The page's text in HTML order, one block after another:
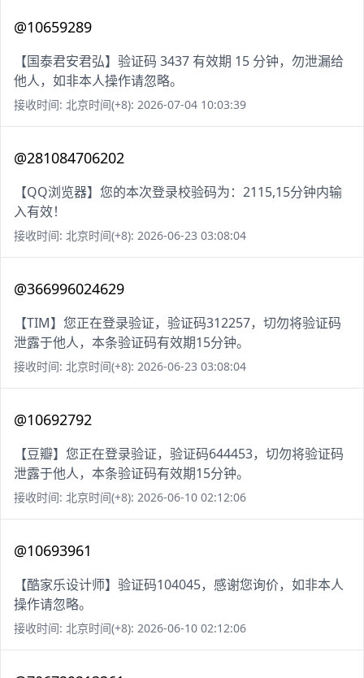
@10659289
【国泰君安君弘】验证码 3437 有效期 15 分钟，勿泄漏给
他人，如非本人操作请忽略。
接收时间: 北京时间(+8): 2026-07-04 10:03:39
@281084706202
【QQ浏览器】您的本次登录校验码为：2115,15分钟内输
入有效！
接收时间: 北京时间(+8): 2026-06-23 03:08:04
@366996024629
【TIM】您正在登录验证，验证码312257，切勿将验证码
泄露于他人，本条验证码有效期15分钟。
接收时间: 北京时间(+8): 2026-06-23 03:08:04
@10692792
【豆瓣】您正在登录验证，验证码644453，切勿将验证码
泄露于他人，本条验证码有效期15分钟。
接收时间: 北京时间(+8): 2026-06-10 02:12:06
@10693961
【酷家乐设计师】验证码104045，感谢您询价，如非本人
操作请忽略。
接收时间: 北京时间(+8): 2026-06-10 02:12:06